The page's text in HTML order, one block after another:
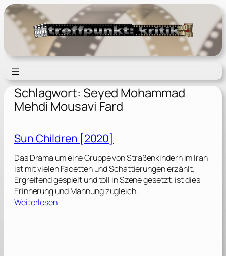
Zum
Inhalt
springen
Schlagwort: Seyed Mohammad
Mehdi Mousavi Fard
Sun Children [2020]
Das Drama um eine Gruppe von Straßenkindern im Iran
ist mit vielen Facetten und Schattierungen erzählt.
Ergreifend gespielt und toll in Szene gesetzt, ist dies
Erinnerung und Mahnung zugleich.
Weiterlesen: